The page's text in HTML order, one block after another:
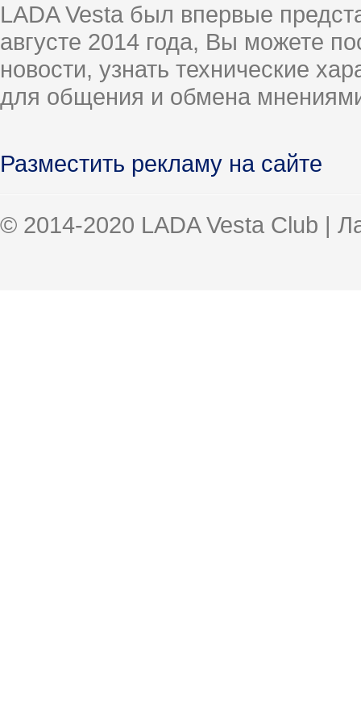
LADA Vesta был впервые
августе 2014 года, Вы можете
новости, узнать технические
для общения и обмена
Разместить рекламу на сайте
© 2014-2020 LADA Vesta Club |